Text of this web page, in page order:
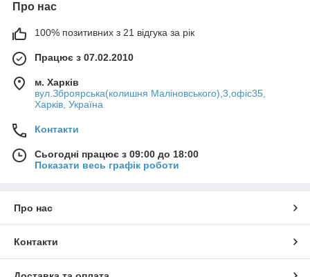
Про нас
100% позитивних з 21 відгука за рік
Працює з 07.02.2010
м. Харків
вул.Зброярська(колишня Маліновського),3,офіс35,
Харків, Україна
Контакти
Сьогодні працює з 09:00 до 18:00
Показати весь графік роботи
Про нас
Контакти